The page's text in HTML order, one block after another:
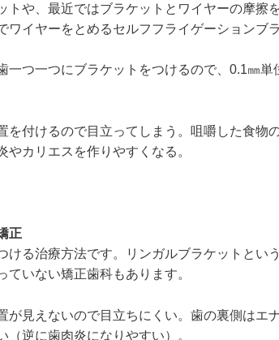
トや、最近ではブラケットとワイヤーの摩擦
ワイヤーをとめるセルフフライゲーションブ
一つ一つにブラケットをつけるので、0.1㎜
を付けるので目立ってしまう。咀嚼した食物
カリエスを作りやすくなる。
正
ける治療方法です。リンガルブラケットとい
いない矯正歯科もあります。
が見えないので目立ちにくい。歯の裏側は
逆に歯肉炎になりやすい）。